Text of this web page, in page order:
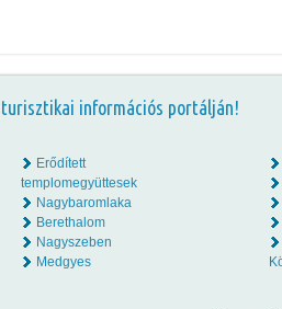
turisztikai információs portálján!
Erődített
templomegyüttesek
Nagybaromlaka
Berethalom
Nagyszeben
Medgyes